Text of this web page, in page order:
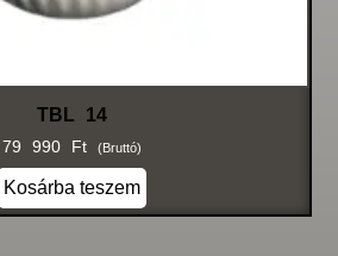
TBL 14
79 990 Ft (bruttó)
Kosárba teszem